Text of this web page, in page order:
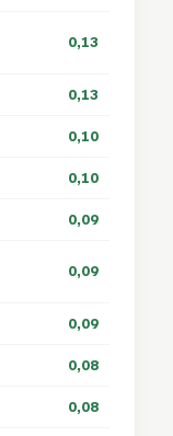
0,13
0,13
0,10
0,10
0,09
0,09
0,09
0,08
0,08